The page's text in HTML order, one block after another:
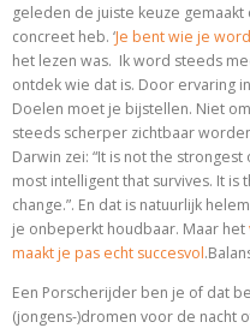
geleden de juiste keuze gemaakt
concreet heb. ‘Je bent wie je
het lezen was. Ik word steeds
ontdek wie dat is. Door ervaring
Doelen moet je bijstellen. Niet
steeds scherper zichtbaar
Darwin zei: “It is not the
most intelligent that survives. It
change.”. En dat is natuurlijk
je onbeperkt houdbaar. Maar het
maakt je pas echt succesvol
Een Porscherijder ben je of dat
(jongens-)dromen voor de nacht